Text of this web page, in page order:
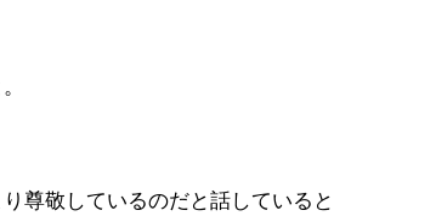
尊敬しているのだと話していると